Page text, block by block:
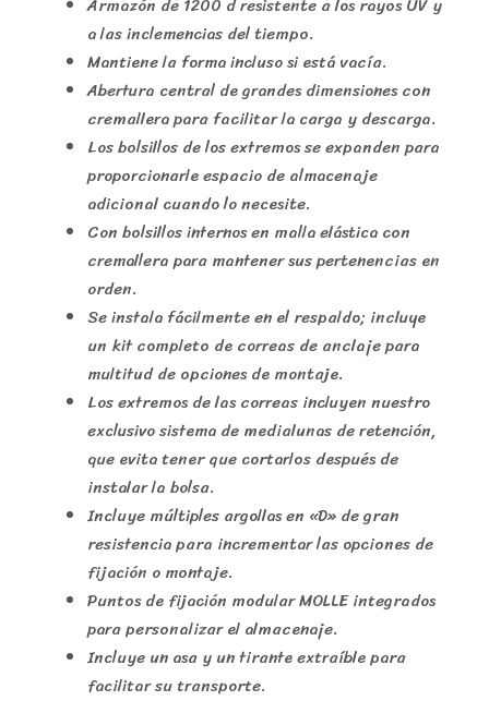
a las inclemencias del tiempo.
Mantiene la forma incluso si está vacía.
Abertura central de grandes dimensiones con
cremallera para facilitar la carga y descarga.
Los bolsillos de los extremos se expanden para
proporcionarle espacio de almacenaje
adicional cuando lo necesite.
Con bolsillos internos en malla elástica con
cremallera para mantener sus pertenencias en
orden.
Se instala fácilmente en el respaldo; incluye
un kit completo de correas de anclaje para
multitud de opciones de montaje.
Los extremos de las correas incluyen nuestro
exclusivo sistema de medialunas de retención,
que evita tener que cortarlos después de
instalar la bolsa.
Incluye múltiples argollas en «D» de gran
resistencia para incrementar las opciones de
fijación o montaje.
Puntos de fijación modular MOLLE integrados
para personalizar el almacenaje.
Incluye un asa y un tirante extraíble para
facilitar su transporte.